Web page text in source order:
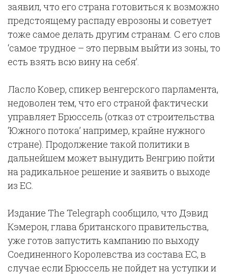
заявил, что его страна готовиться к возможно
предстоящему распаду еврозоны и советует
тоже самое делать другим странам. С его слов
‘самое трудное – это первым выйти из зоны, то
есть взять всю вину на себя’.
Ласло Ковер, спикер венгерского парламента,
недоволен тем, что его страной фактически
управляет Брюссель (отказ от строительства
‘Южного потока’ например, крайне нужного
стране). Продолжение такой политики в
дальнейшем может вынудить Венгрию пойти
на радикальное решение и заявить о выходе
из ЕС.
Издание Тhe Telegraph сообщило, что Дэвид
Кэмерон, глава британского правительства,
уже готов запустить кампанию по выходу
Соединенного Королевства из состава ЕС, в
случае если Брюссель не пойдет на уступки и